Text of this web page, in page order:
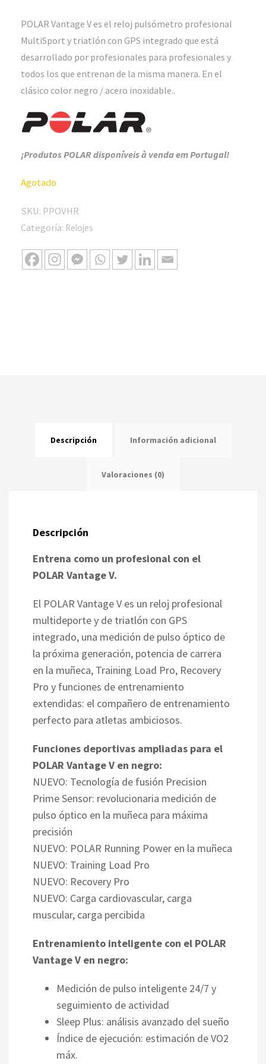
POLAR Vantage V es el reloj pulsómetro profesional
MultiSport y triatlón con GPS integrado que está
desarrollado por profesionales para profesionales y
todos los que entrenan de la misma manera. En el
clásico color negro / acero inoxidable..
¡Produtos POLAR disponíveis à venda em Portugal!
Agotado
SKU: PPOVHR
Categoría: Relojes
Descripción Información adicional
Valoraciones (0)
Descripción
Entrena como un profesional con el
POLAR Vantage V.
El POLAR Vantage V es un reloj profesional
multideporte y de triatlón con GPS
integrado, una medición de pulso óptico de
la próxima generación, potencia de carrera
en la muñeca, Training Load Pro, Recovery
Pro y funciones de entrenamiento
extendidas: el compañero de entrenamiento
perfecto para atletas ambiciosos.
Funciones deportivas ampliadas para el
POLAR Vantage V en negro:
NUEVO: Tecnología de fusión Precision
Prime Sensor: revolucionaria medición de
pulso óptico en la muñeca para máxima
precisión
NUEVO: POLAR Running Power en la muñeca
NUEVO: Training Load Pro
NUEVO: Recovery Pro
NUEVO: Carga cardiovascular, carga
muscular, carga percibida
Entrenamiento inteligente con el POLAR
Vantage V en negro:
Medición de pulso inteligente 24/7 y
seguimiento de actividad
Sleep Plus: análisis avanzado del sueño
Índice de ejecución: estimación de VO2
máx.